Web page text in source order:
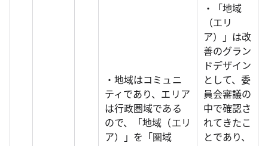
・地域はコミュニ
ティであり、エリア
は行政圏域である
ので、「地域（エリ
ア）」を「圏域
・「地域
（エリ
ア）」は改
善のグラン
ドデザイン
として、委
員会審議の
中で確認さ
れてきたこ
とであり、